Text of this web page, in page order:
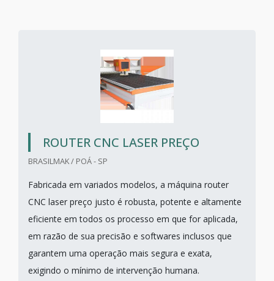
ROUTER CNC LASER PREÇO
BRASILMAK / POÁ - SP
Fabricada em variados modelos, a máquina router
CNC laser preço justo é robusta, potente e altamente
eficiente em todos os processo em que for aplicada,
em razão de sua precisão e softwares inclusos que
garantem uma operação mais segura e exata,
exigindo o mínimo de intervenção humana.